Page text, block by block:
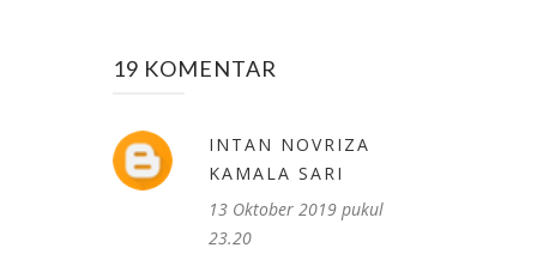
19 KOMENTAR
INTAN NOVRIZA
KAMALA SARI
13 Oktober 2019 pukul
23.20